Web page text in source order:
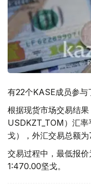
有22个KASE成员参与
根据现货市场交易结
USDKZT_TOM）汇
戈），外汇交易总额
交易过程中，最低报
1:470.00坚戈。